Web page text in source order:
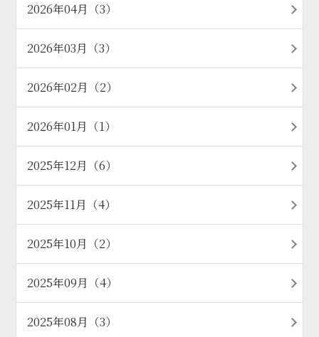
2026年04月（3）
2026年03月（3）
2026年02月（2）
2026年01月（1）
2025年12月（6）
2025年11月（4）
2025年10月（2）
2025年09月（4）
2025年08月（3）